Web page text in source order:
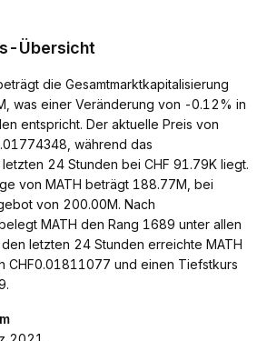
Übersicht
die Gesamtmarktkapitalisierung
was einer Veränderung von -0.12% in
entspricht. Der aktuelle Preis von
während das
24 Stunden bei CHF 91.79K liegt.
von MATH beträgt 188.77M, bei
von 200.00M. Nach
MATH den Rang 1689 unter allen
letzten 24 Stunden erreichte MATH
CHF0.01811077 und einen Tiefstkurs